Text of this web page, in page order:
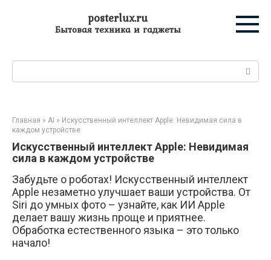
posterlux.ru
Бытовая техника и гаджеты
Главная » AI » Искусственный интеллект Apple: Невидимая сила в
каждом устройстве
Искусственный интеллект Apple: Невидимая
сила в каждом устройстве
Забудьте о роботах! Искусственный интеллект
Apple незаметно улучшает ваши устройства. От
Siri до умных фото – узнайте, как ИИ Apple
делает вашу жизнь проще и приятнее.
Обработка естественного языка – это только
начало!